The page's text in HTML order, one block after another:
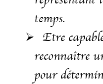
temps.
 Etre
reconnaître
pour dé